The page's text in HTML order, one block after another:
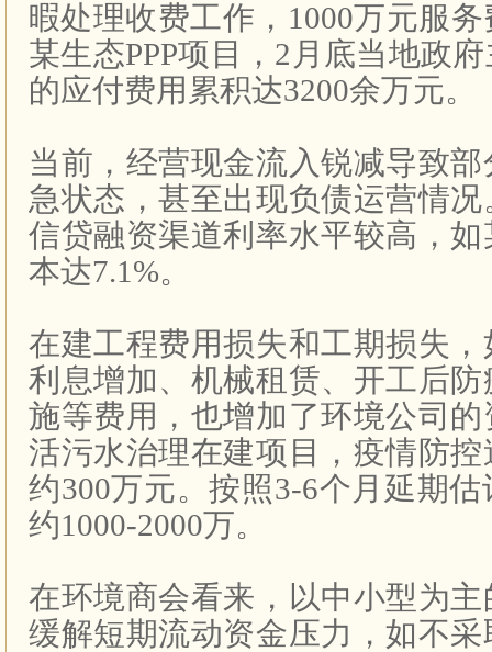
暇处理收费工作，1000万元服
某生态PPP项目，2月底当地政
的应付费用累积达3200余万元。
当前，经营现金流入锐减导致
急状态，甚至出现负债运营情
信贷融资渠道利率水平较高，
本达7.1%。
在建工程费用损失和工期损失
利息增加、机械租赁、开工后
施等费用，也增加了环境公司
活污水治理在建项目，疫情防
约300万元。按照3-6个月延期
约1000-2000万。
在环境商会看来，以中小型为
缓解短期流动资金压力，如不